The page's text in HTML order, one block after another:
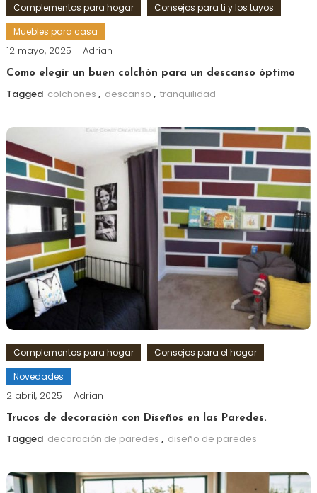
Complementos para hogar
Consejos para ti y los tuyos
Muebles para casa
12 mayo, 2025 Adrian
Como elegir un buen colchón para un descanso óptimo
Tagged colchones , descanso , tranquilidad
Complementos para hogar
Consejos para el hogar
Novedades
2 abril, 2025 Adrian
Trucos de decoración con Diseños en las Paredes.
Tagged decoración de paredes , diseño de paredes